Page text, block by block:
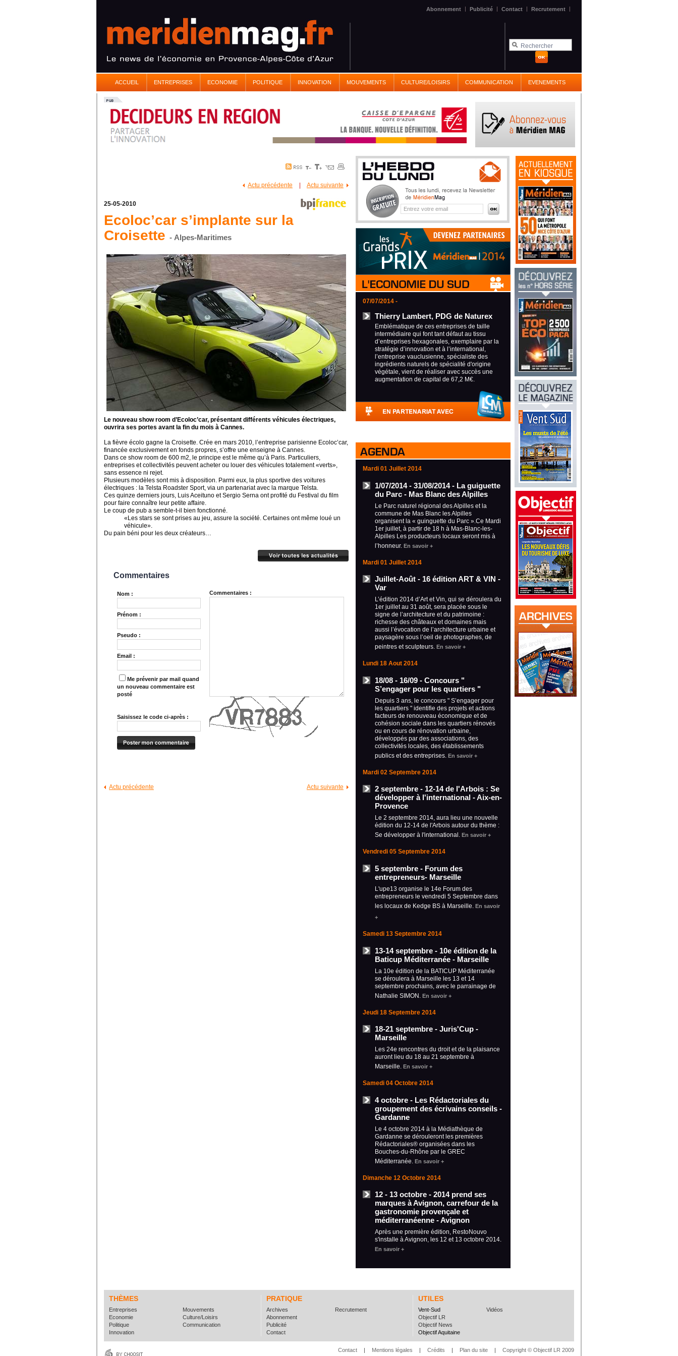
Abonnement | Publicité | Contact | Recrutement |
ACCUEIL ENTREPRISES ECONOMIE POLITIQUE INNOVATION MOUVEMENTS CULTURE/LOISIRS COMMUNICATION EVENEMENTS
Actu précédente Actu suivante
25-05-2010
Ecoloc’car s’implante sur la
Croisette - Alpes-Maritimes
Le nouveau show room d’Ecoloc’car, présentant différents véhicules électriques,
ouvrira ses portes avant la fin du mois à Cannes.
La fièvre écolo gagne la Croisette. Crée en mars 2010, l’entreprise parisienne Ecoloc’car,
financée exclusivement en fonds propres, s’offre une enseigne à Cannes.
Dans ce show room de 600 m2, le principe est le même qu’à Paris. Particuliers,
entreprises et collectivités peuvent acheter ou louer des véhicules totalement «verts»,
sans essence ni rejet.
Plusieurs modèles sont mis à disposition. Parmi eux, la plus sportive des voitures
électriques : la Telsta Roadster Sport, via un partenariat avec la marque Telsta.
Ces quinze derniers jours, Luis Aceituno et Sergio Serna ont profité du Festival du film
pour faire connaître leur petite affaire.
Le coup de pub a semble-t-il bien fonctionné.
«Les stars se sont prises au jeu, assure la société. Certaines ont même loué un
véhicule».
Du pain béni pour les deux créateurs…
Commentaires
Nom :
Prénom :
Pseudo :
Email :
Me prévenir par mail quand
un nouveau commentaire est
posté
Saisissez le code ci-après :
Commentaires :
Actu suivante
Actu précédente
07/07/2014 -
Thierry Lambert, PDG de Naturex
Emblématique de ces entreprises de taille
intermédiaire qui font tant défaut au tissu
d’entreprises hexagonales, exemplaire par la
stratégie d’innovation et à l’international,
l’entreprise vauclusienne, spécialiste des
ingrédients naturels de spécialité d'origine
végétale, vient de réaliser avec succès une
augmentation de capital de 67,2 M€.
Mardi 01 Juillet 2014
1/07/2014 - 31/08/2014 - La guiguette
du Parc - Mas Blanc des Alpilles
Le Parc naturel régional des Alpilles et la
commune de Mas Blanc les Alpilles
organisent la « guinguette du Parc ».Ce Mardi
1er juillet, à partir de 18 h à Mas-Blanc-les-
Alpilles Les producteurs locaux seront mis à
l’honneur. En savoir +
Mardi 01 Juillet 2014
Juillet-Août - 16 édition ART & VIN -
Var
L’édition 2014 d’Art et Vin, qui se déroulera du
1er juillet au 31 août, sera placée sous le
signe de l’architecture et du patrimoine :
richesse des châteaux et domaines mais
aussi l’évocation de l’architecture urbaine et
paysagère sous l’oeil de photographes, de
peintres et sculpteurs. En savoir +
Lundi 18 Aout 2014
18/08 - 16/09 - Concours "
S’engager pour les quartiers "
Depuis 3 ans, le concours " S’engager pour
les quartiers " identifie des projets et actions
facteurs de renouveau économique et de
cohésion sociale dans les quartiers rénovés
ou en cours de rénovation urbaine,
développés par des associations, des
collectivités locales, des établissements
publics et des entreprises. En savoir +
Mardi 02 Septembre 2014
2 septembre - 12-14 de l'Arbois : Se
développer à l'international - Aix-en-
Provence
Le 2 septembre 2014, aura lieu une nouvelle
édition du 12-14 de l'Arbois autour du thème :
Se développer à l'international. En savoir +
Vendredi 05 Septembre 2014
5 septembre - Forum des
entrepreneurs- Marseille
L'upe13 organise le 14e Forum des
entrepreneurs le vendredi 5 Septembre dans
les locaux de Kedge BS à Marseille. En savoir
+
Samedi 13 Septembre 2014
13-14 septembre - 10e édition de la
Baticup Méditerranée - Marseille
La 10e édition de la BATICUP Méditerranée
se déroulera à Marseille les 13 et 14
septembre prochains, avec le parrainage de
Nathalie SIMON. En savoir +
Jeudi 18 Septembre 2014
18-21 septembre - Juris'Cup -
Marseille
Les 24e rencontres du droit et de la plaisance
auront lieu du 18 au 21 septembre à
Marseille. En savoir +
Samedi 04 Octobre 2014
4 octobre - Les Rédactoriales du
groupement des écrivains conseils -
Gardanne
Le 4 octobre 2014 à la Médiathèque de
Gardanne se dérouleront les premières
Rédactoriales® organisées dans les
Bouches-du-Rhône par le GREC
Méditerranée. En savoir +
Dimanche 12 Octobre 2014
12 - 13 octobre - 2014 prend ses
marques à Avignon, carrefour de la
gastronomie provençale et
méditerranéenne - Avignon
Après une première édition, RestoNouvo
s'installe à Avignon, les 12 et 13 octobre 2014.
En savoir +
THÈMES PRATIQUE UTILES
Entreprises
Economie
Politique
Innovation
Mouvements
Culture/Loisirs
Communication
Archives
Abonnement
Publicité
Contact
Recrutement
Vent-Sud
Objectif LR
Objectif News
Objectif Aquitaine
Vidéos
Contact | Mentions légales | Crédits | Plan du site | Copyright © Objectif LR 2009